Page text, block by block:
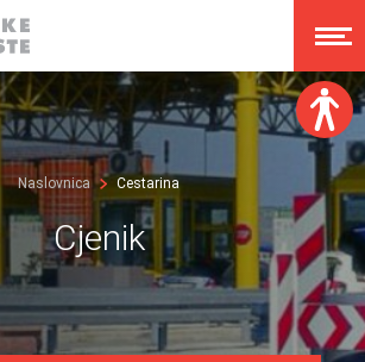
Veličina fonta:
A A A
Disleksija:
Kontrast:
Naslovnica Cestarina
Cjenik